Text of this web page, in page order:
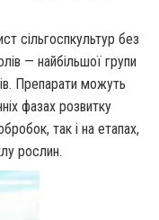
сільгоспкультур без
— найбільшої групи
Препарати можуть
фазах розвитку
так і на етапах,
рослин.